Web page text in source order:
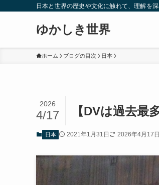
日本と世界の歴史や文化に触れて、理解を
ゆかしき世界
ホーム ブログの目次 日本
【DVは過去最
2026
4/17
日本 2021年1月31日 2026年4月17日